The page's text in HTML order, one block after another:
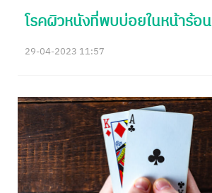
โรคผิวหนังที่พบบ่อยในหน้าร้อน
29-04-2023 11:57